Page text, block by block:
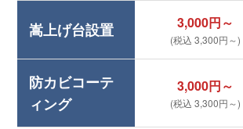
嵩上げ台設置 3,000円～
(税込 3,300円～)
防カビコーテ
ィング
3,000円～
(税込 3,300円～)